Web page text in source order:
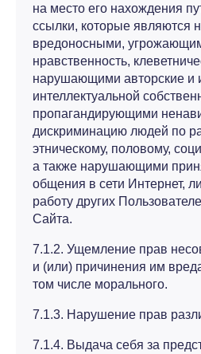
на место его нахождения
ссылки, которые являются
вредоносными,
нравственность,
нарушающими авторские и
интеллектуальной
пропагандирующими
дискриминацию людей по
этническому, половому,
а также нарушающими
общения в сети Интернет,
работу других
Сайта.
7.1.2. Ущемление прав
и (или) причинения им
том числе морального.
7.1.3. Нарушение прав
7.1.4. Выдача себя за